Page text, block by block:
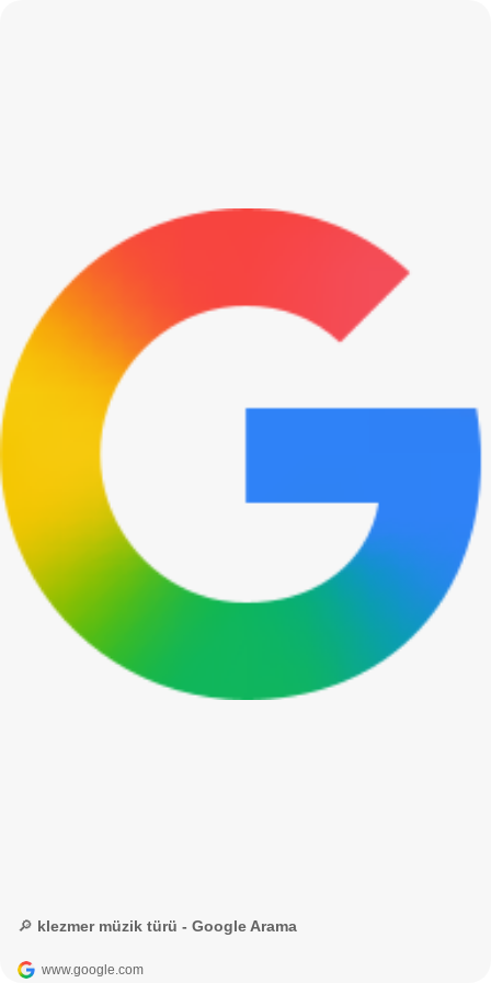
🔎 klezmer müzik türü - Google Arama
www.google.com